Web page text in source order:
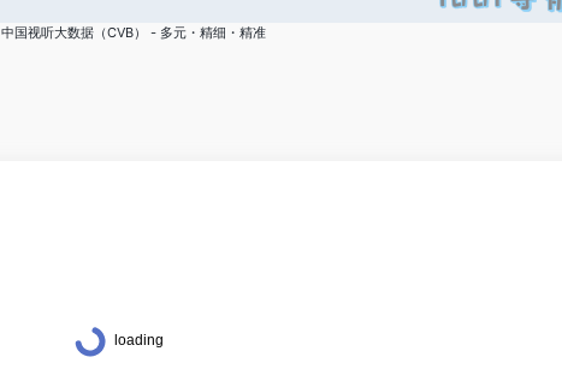
中国视听大数据（CVB） - 多元・精细・精准